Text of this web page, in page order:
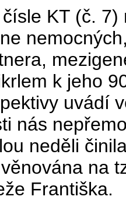
KT (č.
k jeho
uvádí
nás
neděli
na
Františka.